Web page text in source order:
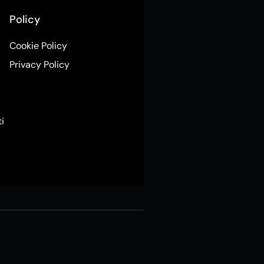
Policy
Cookie Policy
Privacy Policy